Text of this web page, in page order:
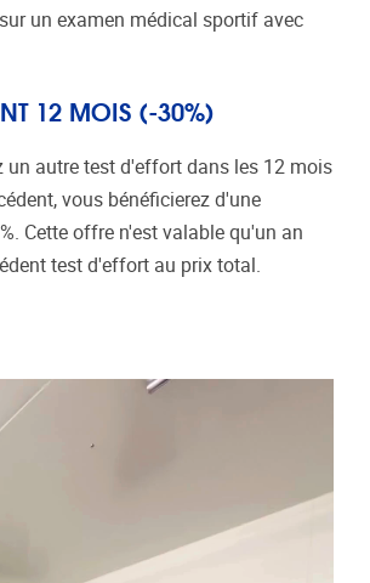
un examen médical sportif avec
12 MOIS (-30%)
un autre test d'effort dans les 12 mois
vous bénéficierez d'une
Cette offre n'est valable qu'un an
test d'effort au prix total.